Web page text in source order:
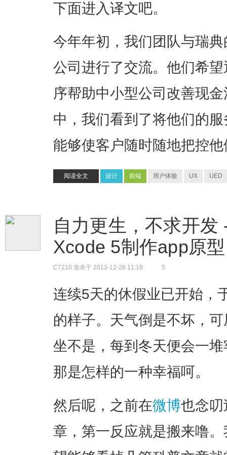
下面进入译文吧。
今年年初，我们团队与瑞
公司进行了交流。他们希
序帮助中小型公司改善现
中，我们看到了将他们的
能够使客户随时随地把控
阅读全文 设计 前端 用户体验 UX UED
自力更生，不求开发
Xcode 5制作app原
C7210 发表于 2013-12-28 11:18 5
连续5天的休假业已开始，
的样子。天气倒是不坏，
坐不是，每到冬天便会一
那是怎样的一种幸福呵。
然后呢，之前在微博也念
章，第一反应就是搬来噜